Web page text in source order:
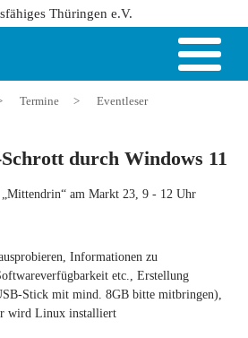
Thüringen e.V.
Termine > Eventleser
durch Windows 11
am Markt 23, 9 - 12 Uhr
Informationen zu
etc., Erstellung
Stick mit mind. 8GB bitte mitbringen),
wird Linux installiert